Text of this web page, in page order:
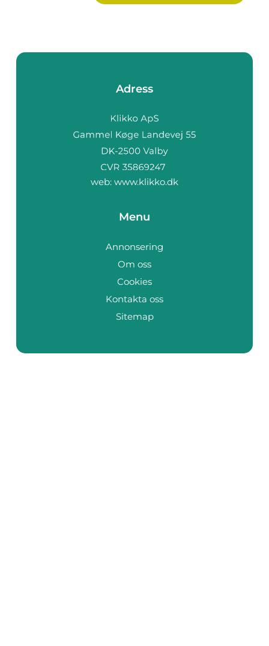
Adress
web: www.klikko.dk
Menu
Annonsering
Om oss
Cookies
Kontakta oss
Sitemap